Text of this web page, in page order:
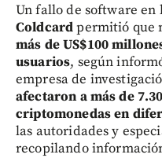
Un fallo de software
Coldcardpermitió que
más de US$100
usuarios, según
empresa de
afectaron a más de
criptomonedas en
las autoridades y
recopilando